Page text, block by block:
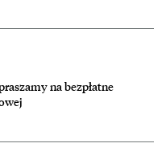
na bezpłatne
Zapraszamy na